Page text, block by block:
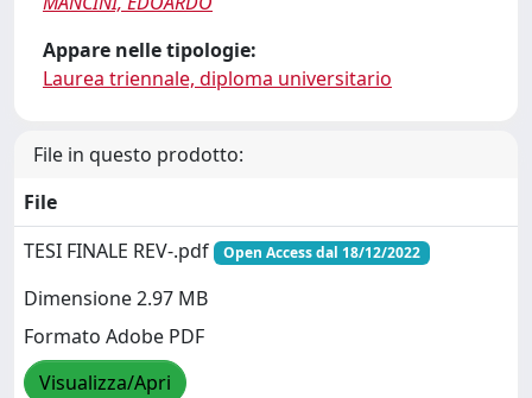
Appare nelle tipologie:
Laurea triennale, diploma universitario
File in questo prodotto:
File
TESI FINALE REV-.pdf
Open Access dal 18/12/2022
Dimensione 2.97 MB
Formato Adobe PDF
Visualizza/Apri